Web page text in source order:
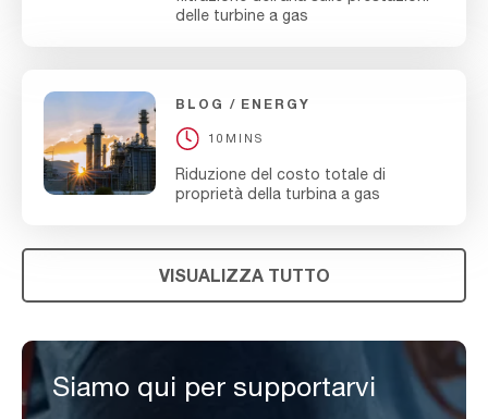
delle turbine a gas
BLOG ENERGY
10MINS
Riduzione del costo totale di
proprietà della turbina a gas
VISUALIZZA TUTTO
Siamo qui per supportarvi